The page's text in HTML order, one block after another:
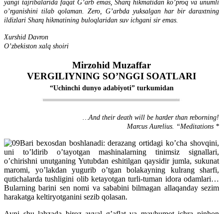
yangi tajribalarida faqat G’arb emas, Sharq hikmatidan ko’proq va unumli
o’rganishini tilab qolaman. Zero, G’arbda yuksalgan har bir daraxtning
ildizlari Sharq hikmatining buloqlaridan suv ichgani sir emas.
Xurshid Davron
O’zbekiston xalq shoiri
Mirzohid Muzaffar
VERGILIYNING SO’NGGI SOATLARI
“Uchinchi dunyo adabiyoti” turkumidan
…And their death will be harder than reborning!
Marcus Aurelius. “Meditations *
Bari bexosdan boshlanadi: derazang ortidagi ko’cha shovqini,
uni to’ldirib o’tayotgan mashinalarning tinimsiz signallari,
o’chirishni unutganing Yutubdan eshitilgan qaysidir jumla, sukunat
maromi, yo’lakdan yugurib o’tgan bolakayning kulrang sharfi,
qutichalarda tushligini olib ketayotgan turli-tuman idora odamlari…
Bularning barini sen nomi va sababini bilmagan allaqanday sezim
harakatga keltiryotganini sezib qolasan.